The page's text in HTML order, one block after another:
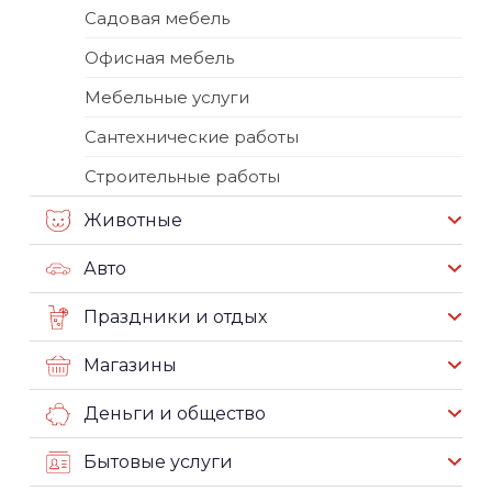
Садовая мебель
Офисная мебель
Мебельные услуги
Сантехнические работы
Строительные работы
Животные
Авто
Праздники и отдых
Магазины
Деньги и общество
Бытовые услуги